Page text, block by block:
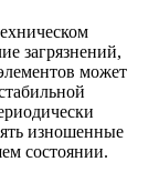
загрязнений,
может
изношенные
состоянии.